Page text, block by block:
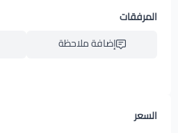
المرفقات
إضافة ملاحظة
السعر